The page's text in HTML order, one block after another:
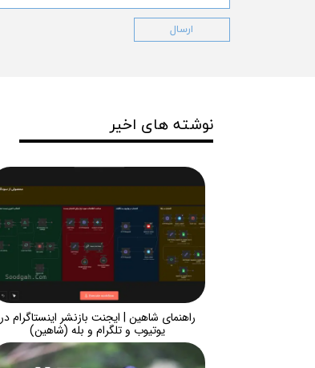
ارسال
نوشته های اخیر
راهنمای شاهین | ایجنت بازنشر اینستاگرام در
یوتیوب و تلگرام و بله (شاهین)